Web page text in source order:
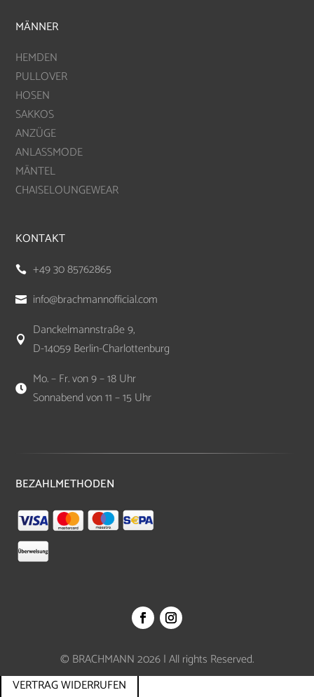
MÄNNER
HEMDEN
PULLOVER
HOSEN
SAKKOS
ANZÜGE
ANLASSMODE
MÄNTEL
CHAISELOUNGEWEAR
KONTAKT
 +49 30 85762865
 info@brachmannofficial.com

Danckelmannstraße 9,
D-14059 Berlin-Charlottenburg

Mo. – Fr. von 9 – 18 Uhr
Sonnabend von 11 – 15 Uhr
BEZAHLMETHODEN
© BRACHMANN 2026 | All rights Reserved.
VERTRAG WIDERRUFEN